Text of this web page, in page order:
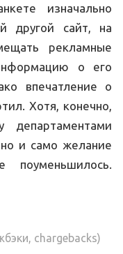
изначально
другой сайт, на
рекламные
о его
впечатление о
Хотя, конечно,
департаментами
но и само желание
поуменьшилось.
chargebacks)